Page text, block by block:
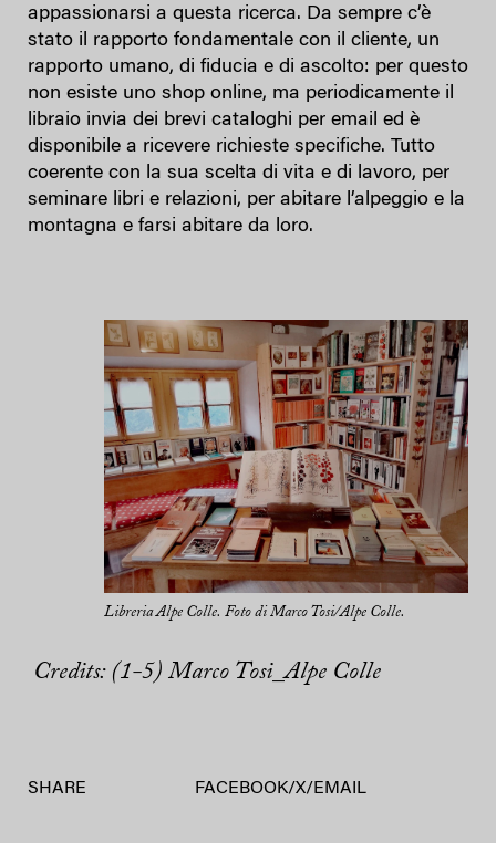
appassionarsi a questa ricerca. Da sempre c’è
stato il rapporto fondamentale con il cliente, un
rapporto umano, di fiducia e di ascolto: per questo
non esiste uno shop online, ma periodicamente il
libraio invia dei brevi cataloghi per email ed è
disponibile a ricevere richieste specifiche. Tutto
coerente con la sua scelta di vita e di lavoro, per
seminare libri e relazioni, per abitare l’alpeggio e la
montagna e farsi abitare da loro.
Libreria Alpe Colle. Foto di Marco Tosi/Alpe Colle.
Credits: (1-5) Marco Tosi_Alpe Colle
SHARE FACEBOOK/X/EMAIL